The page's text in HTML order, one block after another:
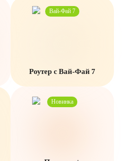
Роутер с Вай-Фай 7
Вай-Фай 7
Новинка